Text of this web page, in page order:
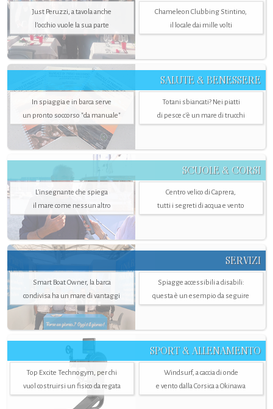
Just Peruzzi, a tavola anche
l’occhio vuole la sua parte
Chameleon Clubbing Stintino,
il locale dai mille volti
SALUTE & BENESSERE
In spiaggia e in barca serve
un pronto soccorso "da manuale"
Totani sbiancati? Nei piatti
di pesce c'è un mare di trucchi
SCUOLE & CORSI
L'insegnante che spiega
il mare come nessun altro
Centro velico di Caprera,
tutti i segreti di acqua e vento
SERVIZI
Smart Boat Owner, la barca
condivisa ha un mare di vantaggi
Spiagge accessibili a disabili:
questa è un esempio da seguire
SPORT & ALLENAMENTO
Top Excite Technogym, per chi
vuol costruirsi un fisico da regata
Windsurf, a caccia di onde
e vento dalla Corsica a Okinawa